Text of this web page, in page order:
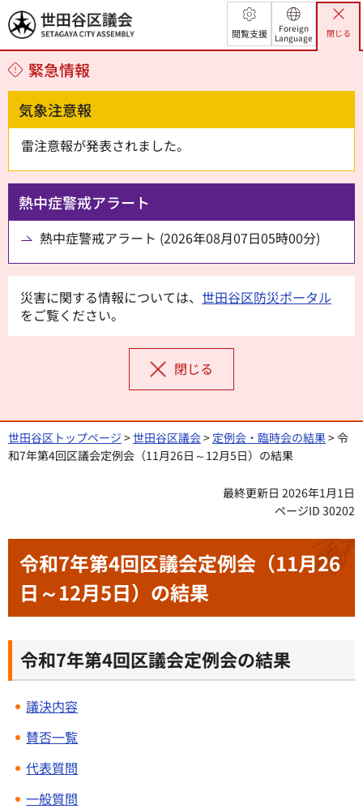
世田谷区議会
閲覧支援
Foreign
Language
閉じる
緊急情報
気象注意報
雷注意報が発表されました。
熱中症警戒アラート
熱中症警戒アラート (2026年08月07日05時00分)
災害に関する情報については、 世田谷区防災ポータル
をご覧ください。
閉じる
世田谷区トップページ >世田谷区議会> 定例会・臨時会の結果> 令
和7年第4回区議会定例会（11月26日～12月5日）の結果
最終更新日 2026年1月1日
ページID 30202
令和7年第4回区議会定例会（11月26
日～12月5日）の結果
令和7年第4回区議会定例会の結果
議決内容
賛否一覧
代表質問
一般質問